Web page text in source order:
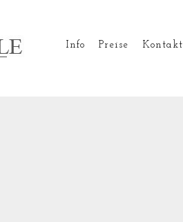
Info Preise Kontakt